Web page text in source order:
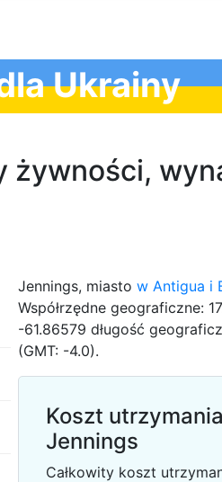
Ukrainy
żywności,
Jennings, miasto w Antigua i
Współrzędne geograficzne:
-61.86579 długość
(GMT: -4.0).
Koszt
Jennings
Całkowity koszt